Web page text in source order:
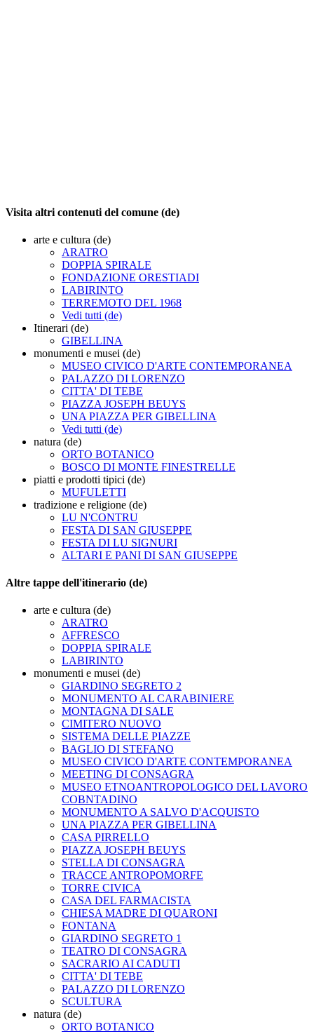
Visita altri contenuti del comune (de)
arte e cultura (de)
ARATRO
DOPPIA SPIRALE
FONDAZIONE ORESTIADI
LABIRINTO
TERREMOTO DEL 1968
Vedi tutti (de)
Itinerari (de)
GIBELLINA
monumenti e musei (de)
MUSEO CIVICO D'ARTE CONTEMPORANEA
PALAZZO DI LORENZO
CITTA' DI TEBE
PIAZZA JOSEPH BEUYS
UNA PIAZZA PER GIBELLINA
Vedi tutti (de)
natura (de)
ORTO BOTANICO
BOSCO DI MONTE FINESTRELLE
piatti e prodotti tipici (de)
MUFULETTI
tradizione e religione (de)
LU N'CONTRU
FESTA DI SAN GIUSEPPE
FESTA DI LU SIGNURI
ALTARI E PANI DI SAN GIUSEPPE
Altre tappe dell'itinerario (de)
arte e cultura (de)
ARATRO
AFFRESCO
DOPPIA SPIRALE
LABIRINTO
monumenti e musei (de)
GIARDINO SEGRETO 2
MONUMENTO AL CARABINIERE
MONTAGNA DI SALE
CIMITERO NUOVO
SISTEMA DELLE PIAZZE
BAGLIO DI STEFANO
MUSEO CIVICO D'ARTE CONTEMPORANEA
MEETING DI CONSAGRA
MUSEO ETNOANTROPOLOGICO DEL LAVORO
COBNTADINO
MONUMENTO A SALVO D'ACQUISTO
UNA PIAZZA PER GIBELLINA
CASA PIRRELLO
PIAZZA JOSEPH BEUYS
STELLA DI CONSAGRA
TRACCE ANTROPOMORFE
TORRE CIVICA
CASA DEL FARMACISTA
CHIESA MADRE DI QUARONI
FONTANA
GIARDINO SEGRETO 1
TEATRO DI CONSAGRA
SACRARIO AI CADUTI
CITTA' DI TEBE
PALAZZO DI LORENZO
SCULTURA
natura (de)
ORTO BOTANICO